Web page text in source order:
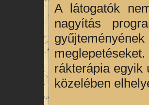
A látogatók
nagyítás
rákterápia egyik
közelében